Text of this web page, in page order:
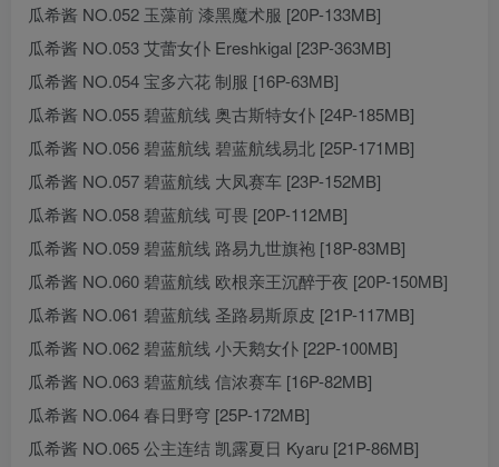
瓜希酱 NO.052 玉藻前 漆黑魔术服 [20P-133MB]
瓜希酱 NO.053 艾蕾女仆 Ereshkigal [23P-363MB]
瓜希酱 NO.054 宝多六花 制服 [16P-63MB]
瓜希酱 NO.055 碧蓝航线 奥古斯特女仆 [24P-185MB]
瓜希酱 NO.056 碧蓝航线 碧蓝航线易北 [25P-171MB]
瓜希酱 NO.057 碧蓝航线 大凤赛车 [23P-152MB]
瓜希酱 NO.058 碧蓝航线 可畏 [20P-112MB]
瓜希酱 NO.059 碧蓝航线 路易九世旗袍 [18P-83MB]
瓜希酱 NO.060 碧蓝航线 欧根亲王沉醉于夜 [20P-150MB]
瓜希酱 NO.061 碧蓝航线 圣路易斯原皮 [21P-117MB]
瓜希酱 NO.062 碧蓝航线 小天鹅女仆 [22P-100MB]
瓜希酱 NO.063 碧蓝航线 信浓赛车 [16P-82MB]
瓜希酱 NO.064 春日野穹 [25P-172MB]
瓜希酱 NO.065 公主连结 凯露夏日 Kyaru [21P-86MB]